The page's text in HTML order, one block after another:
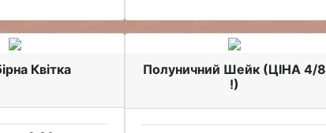
Квітка
Полуничний Шейк (ЦІНА 4/8
!)